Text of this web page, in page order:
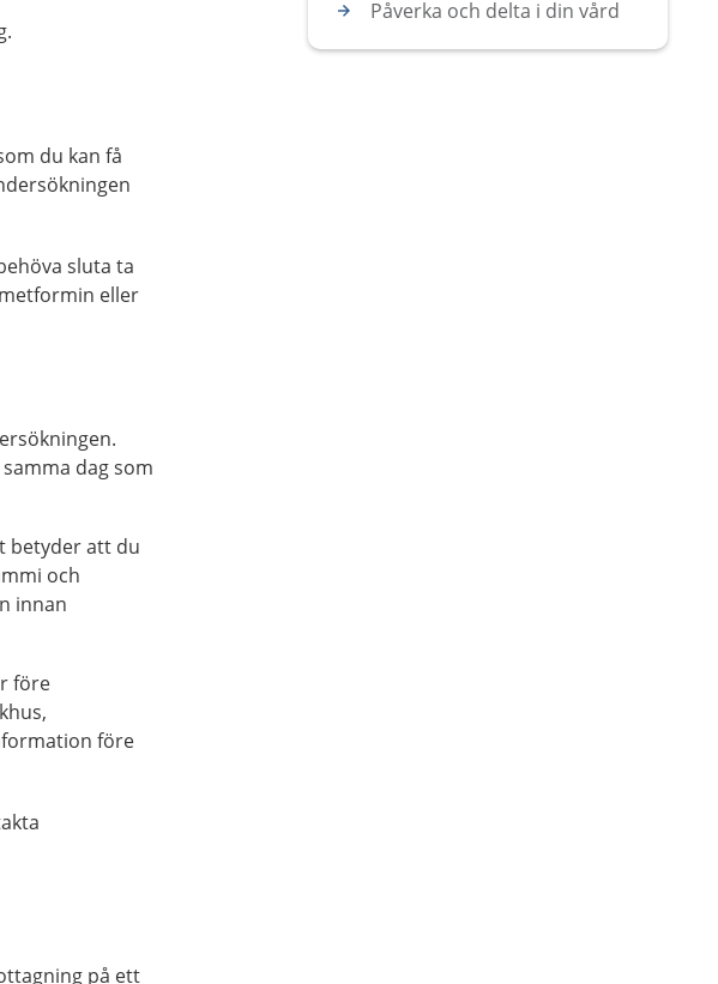
du kan få
sluta ta
eller
dag som
betyder att du
och
innan
före
före
på ett
Påverka och delta i din vård